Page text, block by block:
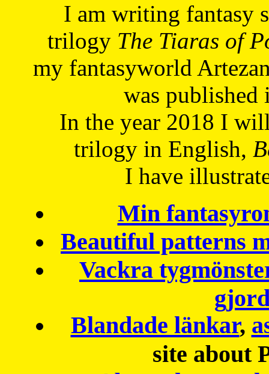
I am writing fantasy
trilogy The Tiaras of
my fantasyworld
was published
In the year 2018 I
trilogy in English,
I have
Min
Beautiful patterns
Vackra
Blandade länkar,
site about